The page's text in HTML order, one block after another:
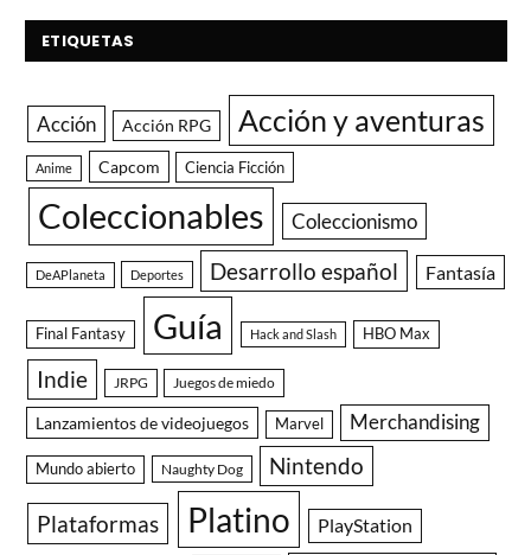
ETIQUETAS
Acción Acción RPG Acción y aventuras
Anime Capcom Ciencia Ficción
Coleccionables Coleccionismo
DeAPlaneta Deportes Desarrollo español Fantasía
Final Fantasy Guía Hack and Slash HBO Max
Indie JRPG Juegos de miedo
Lanzamientos de videojuegos Marvel Merchandising
Mundo abierto Naughty Dog Nintendo
Plataformas Platino PlayStation